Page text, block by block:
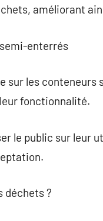
améliorant
enterrés
sur les conteneurs
fonctionnalité.
le public sur leur
déchets ?